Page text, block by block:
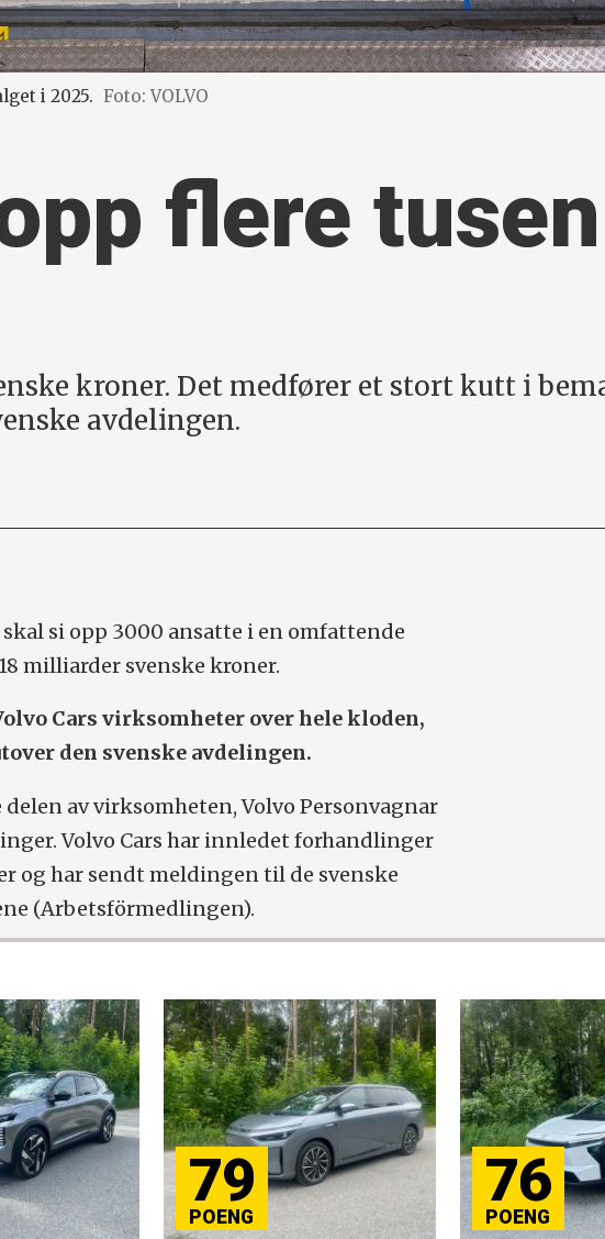
i 2025. Foto: VOLVO
flere tusen
kroner. Det medfører et stort kutt i
avdelingen.
si opp 3000 ansatte i en omfattende
milliarder svenske kroner.
Cars virksomheter over hele kloden,
den svenske avdelingen.
av virksomheten, Volvo Personvagnar
Volvo Cars har innledet forhandlinger
og har sendt meldingen til de svenske
(Arbetsförmedlingen).
79 76